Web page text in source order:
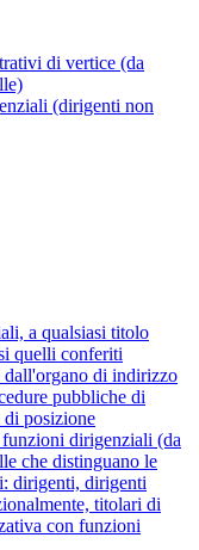
di vertice (da
(dirigenti non
a qualsiasi titolo
quelli conferiti
dall'organo di indirizzo
pubbliche di
di posizione
dirigenziali (da
che distinguano le
dirigenti, dirigenti
titolari di
con funzioni